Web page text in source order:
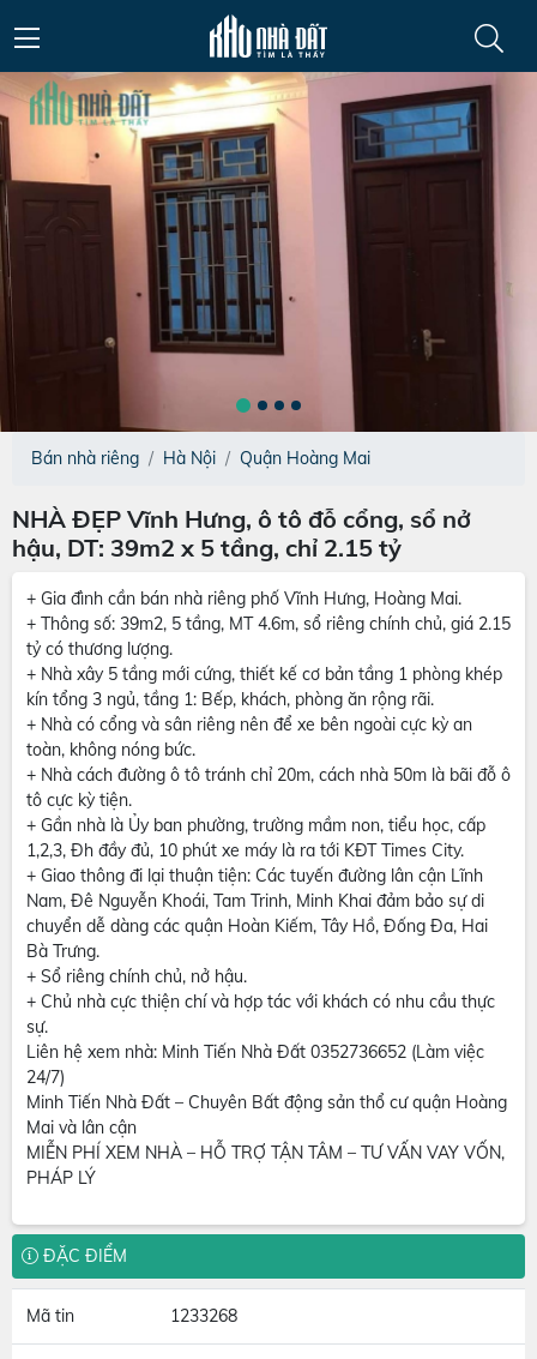
Bán nhà riêng Hà Nội Quận Hoàng Mai
NHÀ ĐẸP Vĩnh Hưng, ô tô đỗ cổng, sổ nở
hậu, DT: 39m2 x 5 tầng, chỉ 2.15 tỷ
+ Gia đình cần bán nhà riêng phố Vĩnh Hưng, Hoàng Mai.
+ Thông số: 39m2, 5 tầng, MT 4.6m, sổ riêng chính chủ, giá 2.15
tỷ có thương lượng.
+ Nhà xây 5 tầng mới cứng, thiết kế cơ bản tầng 1 phòng khép
kín tổng 3 ngủ, tầng 1: Bếp, khách, phòng ăn rộng rãi.
+ Nhà có cổng và sân riêng nên để xe bên ngoài cực kỳ an
toàn, không nóng bức.
+ Nhà cách đường ô tô tránh chỉ 20m, cách nhà 50m là bãi đỗ ô
tô cực kỳ tiện.
+ Gần nhà là Ủy ban phường, trường mầm non, tiểu học, cấp
1,2,3, Đh đầy đủ, 10 phút xe máy là ra tới KĐT Times City.
+ Giao thông đi lại thuận tiện: Các tuyến đường lân cận Lĩnh
Nam, Đê Nguyễn Khoái, Tam Trinh, Minh Khai đảm bảo sự di
chuyển dễ dàng các quận Hoàn Kiếm, Tây Hồ, Đống Đa, Hai
Bà Trưng.
+ Sổ riêng chính chủ, nở hậu.
+ Chủ nhà cực thiện chí và hợp tác với khách có nhu cầu thực
sự.
Liên hệ xem nhà: Minh Tiến Nhà Đất 0352736652 (Làm việc
24/7)
Minh Tiến Nhà Đất – Chuyên Bất động sản thổ cư quận Hoàng
Mai và lân cận
MIỄN PHÍ XEM NHÀ – HỖ TRỢ TẬN TÂM – TƯ VẤN VAY VỐN,
PHÁP LÝ
ĐẶC ĐIỂM
Mã tin 1233268